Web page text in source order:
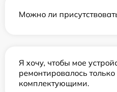
Можно ли
Я хочу, чтобы мое
ремонтировалось
комплектующими.